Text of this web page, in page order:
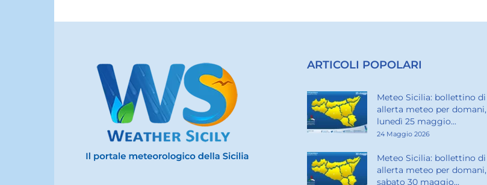
ARTICOLI POPOLARI
Meteo Sicilia: bollettino di
allerta meteo per domani,
lunedì 25 maggio...
24 Maggio 2026
Meteo Sicilia: bollettino di
allerta meteo per domani,
sabato 30 maggio...